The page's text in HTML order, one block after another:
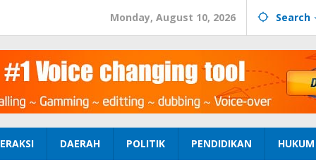
Monday, August 10, 2026 Search
DAERAH POLITIK PENDIDIKAN